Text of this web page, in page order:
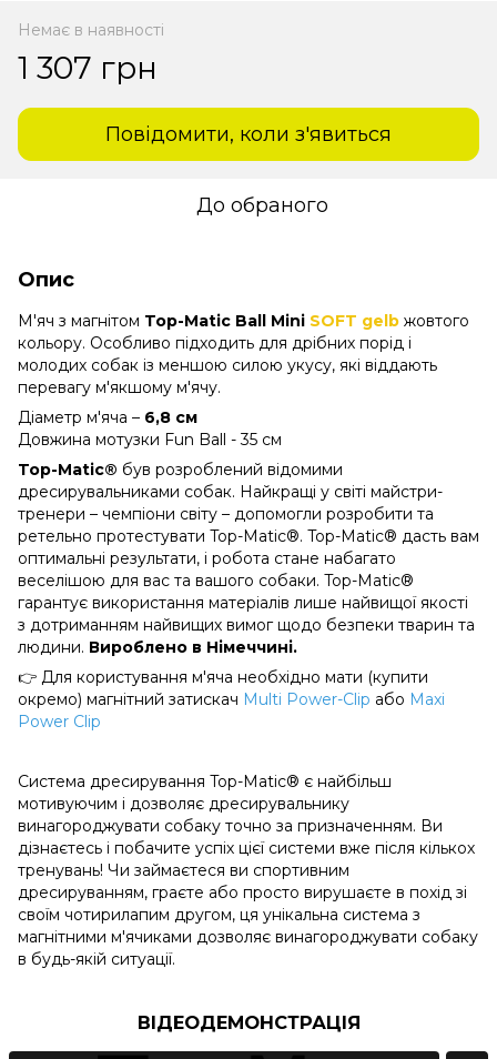
Немає в наявності
1 307 грн
Повідомити, коли з'явиться
До обраного
Опис
М'яч з магнітом Top-Matic Ball Mini SOFT gelb жовтого
кольору. Особливо підходить для дрібних порід і
молодих собак із меншою силою укусу, які віддають
перевагу м'якшому м'ячу.
Діаметр м'яча – 6,8 см
Довжина мотузки Fun Ball - 35 см
Top-Matic® був розроблений відомими
дресирувальниками собак. Найкращі у світі майстри-
тренери – чемпіони світу – допомогли розробити та
ретельно протестувати Top-Matic®. Top-Matic® дасть вам
оптимальні результати, і робота стане набагато
веселішою для вас та вашого собаки. Top-Matic®
гарантує використання матеріалів лише найвищої якості
з дотриманням найвищих вимог щодо безпеки тварин та
людини. Вироблено в Німеччині.
👉 Для користування м'яча необхідно мати (купити
окремо) магнітний затискач Multi Power-Clip або Maxi
Power Clip
Система дресирування Top-Matic® є найбільш
мотивуючим і дозволяє дресирувальнику
винагороджувати собаку точно за призначенням. Ви
дізнаєтесь і побачите успіх цієї системи вже після кількох
тренувань! Чи займаєтеся ви спортивним
дресируванням, граєте або просто вирушаєте в похід зі
своїм чотирилапим другом, ця унікальна система з
магнітними м'ячиками дозволяє винагороджувати собаку
в будь-якій ситуації.
ВІДЕОДЕМОНСТРАЦІЯ